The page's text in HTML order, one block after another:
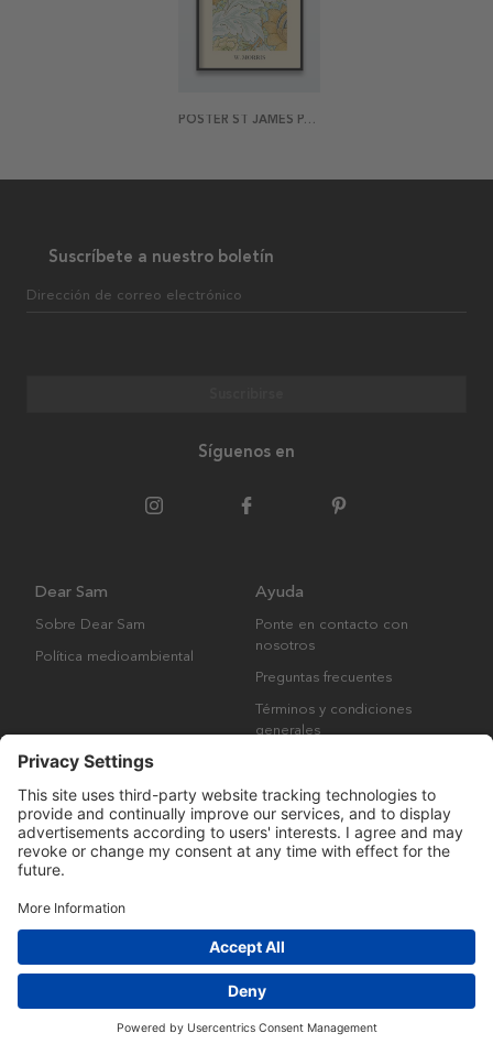
POSTER ST JAMES PATTERN BY WILLIAM MORRIS
Suscríbete a nuestro boletín
Dirección de correo electrónico
Síguenos en
Dear Sam
Sobre Dear Sam
Política medioambiental
Ayuda
Ponte en contacto con
nosotros
Preguntas frecuentes
Términos y condiciones
generales
Derechos de autor © Many Brands AB 2023. Todos los derechos